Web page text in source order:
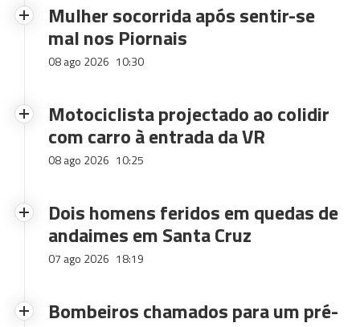
Mulher socorrida após sentir-se
mal nos Piornais
08 ago 2026 10:30
Motociclista projectado ao colidir
com carro à entrada da VR
08 ago 2026 10:25
Dois homens feridos em quedas de
andaimes em Santa Cruz
07 ago 2026 18:19
Bombeiros chamados para um pré-